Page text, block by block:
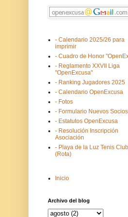
- Calendario 2025/26 para
imprimir
- Cuadro de Honor
- Reglamento XXVII Liga
"OpenExcusa"
- Ranking Jugadores 2025
- Calendario OpenExcusa
- Fotos
- Formulario Nuevos Socios
- Estatutos OpenExcusa
- Resolución Inscripción
Asociación
- Playa de la Luz Tenis Club
(Rota)
Inicio
Archivo del blog